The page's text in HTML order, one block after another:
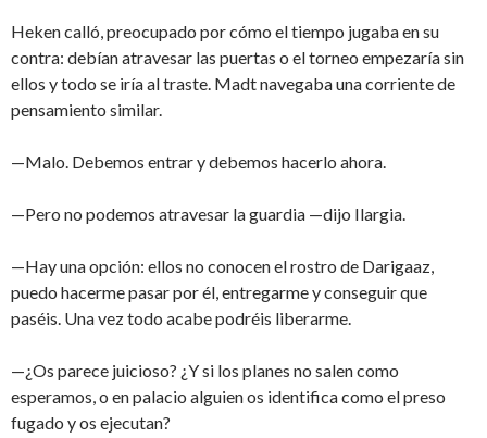
Heken calló, preocupado por cómo el tiempo jugaba en su
contra: debían atravesar las puertas o el torneo empezaría sin
ellos y todo se iría al traste. Madt navegaba una corriente de
pensamiento similar.
—Malo. Debemos entrar y debemos hacerlo ahora.
—Pero no podemos atravesar la guardia —dijo Ilargia.
—Hay una opción: ellos no conocen el rostro de Darigaaz,
puedo hacerme pasar por él, entregarme y conseguir que
paséis. Una vez todo acabe podréis liberarme.
—¿Os parece juicioso? ¿Y si los planes no salen como
esperamos, o en palacio alguien os identifica como el preso
fugado y os ejecutan?